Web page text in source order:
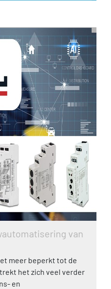
van
meer beperkt tot de
het zich veel verder
en